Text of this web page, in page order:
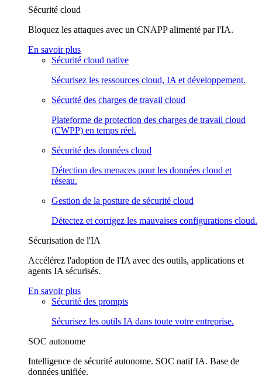
Sécurité cloud
Bloquez les attaques avec un CNAPP alimenté par l'IA.
En savoir plus
Sécurité cloud native
Sécurisez les ressources cloud, IA et développement.
Sécurité des charges de travail cloud
Plateforme de protection des charges de travail cloud
(CWPP) en temps réel.
Sécurité des données cloud
Détection des menaces pour les données cloud et
réseau.
Gestion de la posture de sécurité cloud
Détectez et corrigez les mauvaises configurations cloud.
Sécurisation de l'IA
Accélérez l'adoption de l'IA avec des outils, applications et
agents IA sécurisés.
En savoir plus
Sécurité des prompts
Sécurisez les outils IA dans toute votre entreprise.
SOC autonome
Intelligence de sécurité autonome. SOC natif IA. Base de
données unifiée.